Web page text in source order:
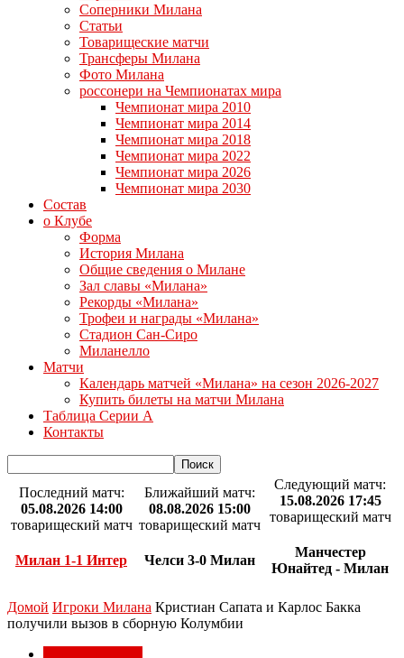
Соперники Милана
Статьи
Товарищеские матчи
Трансферы Милана
Фото Милана
россонери на Чемпионатах мира
Чемпионат мира 2010
Чемпионат мира 2014
Чемпионат мира 2018
Чемпионат мира 2022
Чемпионат мира 2026
Чемпионат мира 2030
Состав
о Клубе
Форма
История Милана
Общие сведения о Милане
Зал славы «Милана»
Рекорды «Милана»
Трофеи и награды «Милана»
Стадион Сан-Сиро
Миланелло
Матчи
Календарь матчей «Милана» на сезон 2026-2027
Купить билеты на матчи Милана
Таблица Серии А
Контакты
Последний матч:
05.08.2026 14:00
товарищеский матч
Милан 1-1 Интер
Ближайший матч:
08.08.2026 15:00
товарищеский матч
Челси 3-0 Милан
Следующий матч:
15.08.2026 17:45
товарищеский матч
Манчестер
Юнайтед - Милан
Домой Игроки Милана Кристиан Сапата и Карлос Бакка
получили вызов в сборную Колумбии